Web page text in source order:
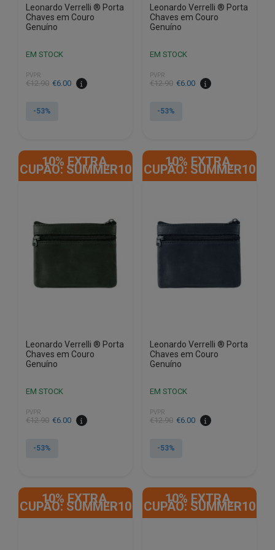
Leonardo Verrelli ® Porta
Chaves em Couro
Genuíno
EM STOCK
PVPR
€12.90
O
original
€6.00
O
atual
-53%
Leonardo Verrelli ® Porta
Chaves em Couro
Genuíno
EM STOCK
PVPR
€12.90
O
original
€6.00
O
atual
-53%
10% EXTRA,
CUPÃO: SUMMER10
Leonardo Verrelli ® Porta
Chaves em Couro
Genuíno
EM STOCK
PVPR
€12.90
O
original
€6.00
O
atual
-53%
10% EXTRA,
CUPÃO: SUMMER10
Leonardo Verrelli ® Porta
Chaves em Couro
Genuíno
EM STOCK
PVPR
€12.90
O
original
€6.00
O
atual
-53%
10% EXTRA,
CUPÃO: SUMMER10
10% EXTRA,
CUPÃO: SUMMER10